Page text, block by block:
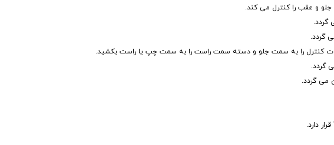
و عقب را کنترل می کند.
گردد.
گردد.
کنترل را به سمت جلو و دسته سمت راست را به سمت چپ یا راست بکشید.
گردد.
می گردد.